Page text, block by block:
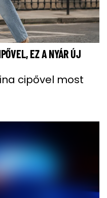
EZ A NYÁR ÚJ
cipővel most